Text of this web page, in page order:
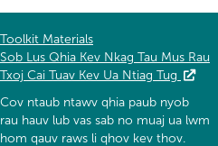
Toolkit Materials
Sob Lus Qhia Kev Nkag Tau Mus Rau
Txoj Cai Tuav Kev Ua Ntiag Tug
Cov ntaub ntawv qhia paub nyob
rau hauv lub vas sab no muaj ua lwm
hom qauv raws li qhov kev thov.